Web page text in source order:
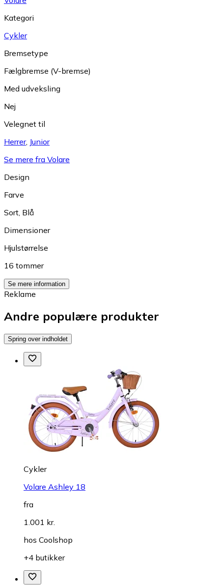
Kategori
Cykler
Bremsetype
Fælgbremse (V-bremse)
Med udveksling
Nej
Velegnet til
Herrer, Junior
Se mere fra Volare
Design
Farve
Sort, Blå
Dimensioner
Hjulstørrelse
16 tommer
Se mere information
Reklame
Andre populære produkter
Spring over indholdet
Cykler
Volare Ashley 18
fra
1.001 kr.
hos Coolshop
+4 butikker